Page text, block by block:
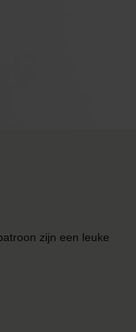
zijn een leuke